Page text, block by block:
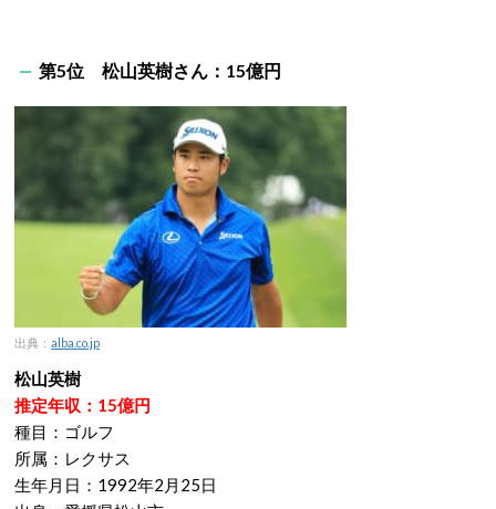
第5位 松山英樹さん：15億円
出典： alba.co.jp
松山英樹
推定年収：15億円
種目：ゴルフ
所属：レクサス
生年月日：1992年2月25日